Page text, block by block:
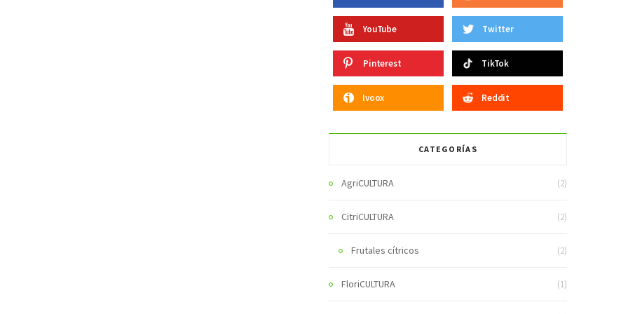
YouTube Twitter
Pinterest TikTok
Ivoox Reddit
CATEGORÍAS
AgriCULTURA (2)
CitriCULTURA (2)
Frutales cítricos (2)
FloriCULTURA (1)